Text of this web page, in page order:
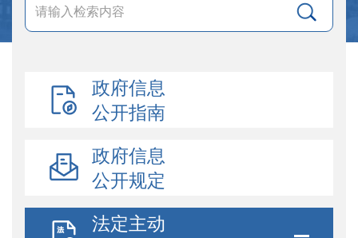
政府信息
公开指南
政府信息
公开规定
法定主动